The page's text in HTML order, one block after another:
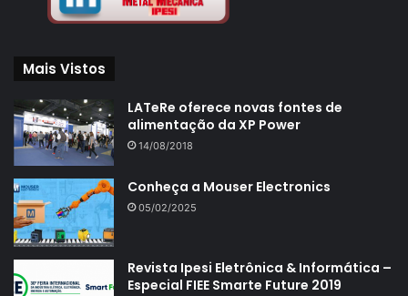
Mais Vistos
LATeRe oferece novas fontes de
alimentação da XP Power
14/08/2018
Conheça a Mouser Electronics
05/02/2025
Revista Ipesi Eletrônica & Informática –
Especial FIEE Smarte Future 2019